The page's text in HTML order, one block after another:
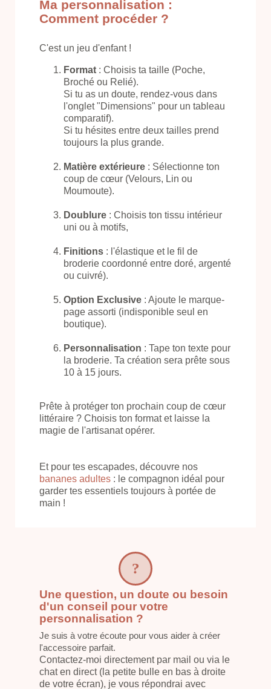
Ma personnalisation :
Comment procéder ?
C'est un jeu d'enfant !
Format : Choisis ta taille (Poche,
Broché ou Relié).
Si tu as un doute, rendez-vous dans
l'onglet "Dimensions" pour un tableau
comparatif).
Si tu hésites entre deux tailles prend
toujours la plus grande.
Matière extérieure : Sélectionne ton
coup de cœur (Velours, Lin ou
Moumoute).
Doublure : Choisis ton tissu intérieur
uni ou à motifs,
Finitions : l'élastique et le fil de
broderie coordonné entre doré, argenté
ou cuivré).
Option Exclusive : Ajoute le marque-
page assorti (indisponible seul en
boutique).
Personnalisation : Tape ton texte pour
la broderie. Ta création sera prête sous
10 à 15 jours.
Prête à protéger ton prochain coup de cœur
littéraire ? Choisis ton format et laisse la
magie de l'artisanat opérer.
Et pour tes escapades, découvre nos
bananes adultes : le compagnon idéal pour
garder tes essentiels toujours à portée de
main !
Une question, un doute ou besoin
d'un conseil pour votre
personnalisation ?
Je suis à votre écoute pour vous aider à créer
l'accessoire parfait.
Contactez-moi directement par mail ou via le
chat en direct (la petite bulle en bas à droite
de votre écran), je vous répondrai avec